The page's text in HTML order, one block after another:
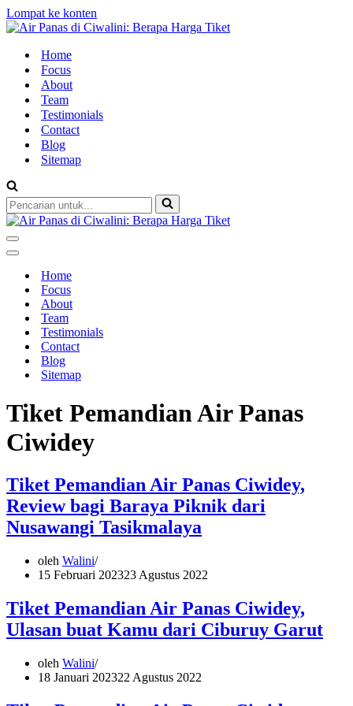
Lompat ke konten
Home
Focus
About
Team
Testimonials
Contact
Blog
Sitemap
Pencarian
untuk...
Menu
Navigasi
Menu
NavigasiHome
Focus
About
Team
Testimonials
Contact
Blog
Sitemap
Tiket Pemandian Air Panas
Ciwidey
Tiket Pemandian Air Panas Ciwidey,
Review bagi Baraya Piknik dari
Nusawangi Tasikmalaya
oleh Walini
15 Februari 202323 Agustus 2022
Tiket Pemandian Air Panas Ciwidey,
Ulasan buat Kamu dari Ciburuy Garut
oleh Walini
18 Januari 202322 Agustus 2022